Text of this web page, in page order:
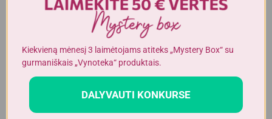
Kavos pupelės
MERRILD Crema Kavos
ITALIJA
LAVAZZA Oualita Oro
Kiekvieną mėnesį 3 laimėtojams atiteks „Mystery Box“ su
gurmaniškais „Vynoteka“ produktais.
DALYVAUTI KONKURSE